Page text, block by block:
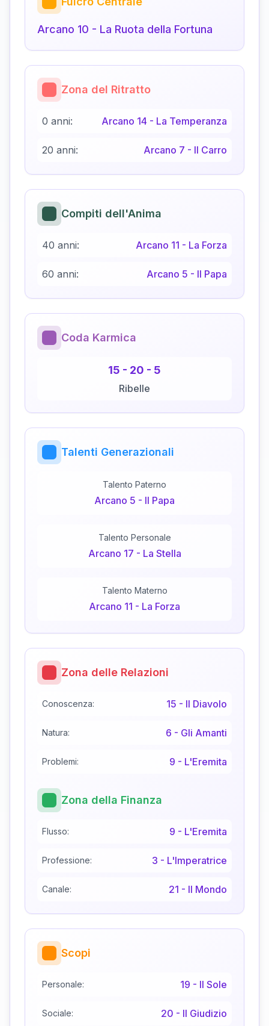
Arcano 10 - La Ruota della Fortuna
Zona del Ritratto
0 anni: Arcano 14 - La Temperanza
20 anni: Arcano 7 - Il Carro
Compiti dell'Anima
40 anni: Arcano 11 - La Forza
60 anni: Arcano 5 - Il Papa
Coda Karmica
15 - 20 - 5
Ribelle
Talenti Generazionali
Talento Paterno
Arcano 5 - Il Papa
Talento Personale
Arcano 17 - La Stella
Talento Materno
Arcano 11 - La Forza
Zona delle Relazioni
Conoscenza: 15 - Il Diavolo
Natura: 6 - Gli Amanti
Problemi: 9 - L'Eremita
Zona della Finanza
Flusso: 9 - L'Eremita
Professione: 3 - L'Imperatrice
Canale: 21 - Il Mondo
Scopi
Personale: 19 - Il Sole
Sociale: 20 - Il Giudizio